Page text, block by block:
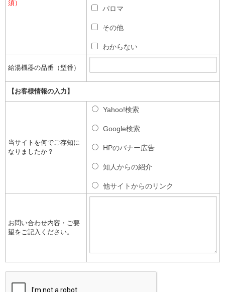
須）
パロマ
その他
わからない
給湯機器の品番（型番）
【お客様情報の入力】
当サイトを何でご存知に
なりましたか？
Yahoo!検索
Google検索
HPのバナー広告
知人からの紹介
他サイトからのリンク
お問い合わせ内容・ご要
望をご記入ください。